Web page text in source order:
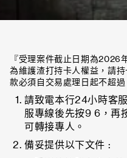
『受理案件截止日期為2026
為維護渣打持卡人權益，請
款必須自交易處理日起不超
請致電本行24小時客
服專線後先按9 6，再
可轉接專人。
備妥提供以下文件 :